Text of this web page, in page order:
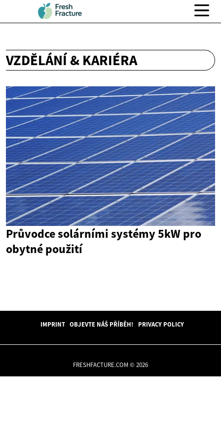
VZDĚLÁNÍ & KARIÉRA
Průvodce solárními systémy 5kW pro
obytné použití
IMPRINT OBJEVTE NÁŠ PŘÍBĚH! PRIVACY POLICY
FRESHFACTURE.COM © 2026